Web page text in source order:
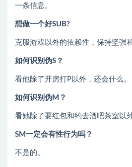
一条信息。
想做一个好SUB?
克服游戏以外的依赖性，保持坚强
如何识别伪S？
看他除了开房打P以外，还会什么。
如何识别伪M？
看她除了要红包和约去酒吧茶室以
SM一定会有性行为吗？
不是的。